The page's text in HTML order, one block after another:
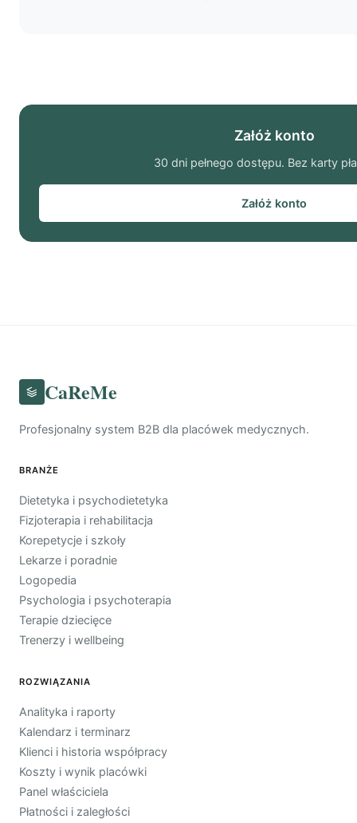
Załóż konto
30 dni pełnego dostępu. Bez karty
Załóż konto
CaReMe
Profesjonalny system B2B dla placówek medycznych.
BRANŻE
Dietetyka i psychodietetyka
Fizjoterapia i rehabilitacja
Korepetycje i szkoły
Lekarze i poradnie
Logopedia
Psychologia i psychoterapia
Terapie dziecięce
Trenerzy i wellbeing
ROZWIĄZANIA
Analityka i raporty
Kalendarz i terminarz
Klienci i historia współpracy
Koszty i wynik placówki
Panel właściciela
Płatności i zaległości